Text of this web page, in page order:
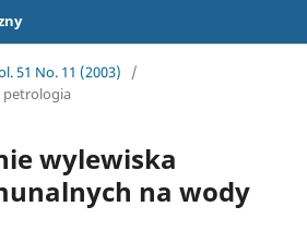
51 No. 11 (2003)
/
petrologia
wylewiska
na wody